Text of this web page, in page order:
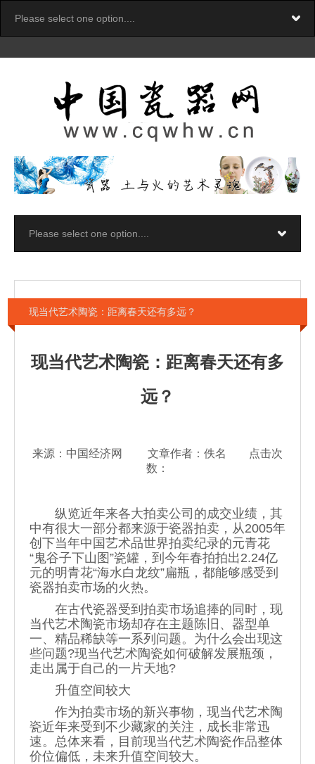
现当代艺术陶瓷：距离春天还有多远？
现当代艺术陶瓷：距离春天还有多
远？
来源：中国经济网 文章作者：佚名 点击次
数：
纵览近年来各大拍卖公司的成交业绩，其
中有很大一部分都来源于瓷器拍卖，从2005年
创下当年中国艺术品世界拍卖纪录的元青花
“鬼谷子下山图”瓷罐，到今年春拍拍出2.24亿
元的明青花“海水白龙纹”扁瓶，都能够感受到
瓷器拍卖市场的火热。
在古代瓷器受到拍卖市场追捧的同时， 现
当代艺术陶瓷市场却存在主题陈旧、器型单
一、精品稀缺等一系列问题。为什么会出现这
些问题?现当代艺术陶瓷如何破解发展瓶颈，
走出属于自己的一片天地?
升值空间较大
作为拍卖市场的新兴事物，现当代艺术陶
瓷近年来受到不少藏家的关注，成长非常迅
速。总体来看，目前现当代艺术陶瓷作品整体
价位偏低，未来升值空间较大。